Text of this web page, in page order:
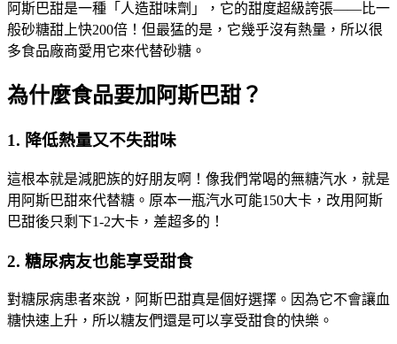
阿斯巴甜是一種「人造甜味劑」，它的甜度超級誇張——比一
般砂糖甜上快200倍！但最猛的是，它幾乎沒有熱量，所以很
多食品廠商愛用它來代替砂糖。
為什麼食品要加阿斯巴甜？
1. 降低熱量又不失甜味
這根本就是減肥族的好朋友啊！像我們常喝的無糖汽水，就是
用阿斯巴甜來代替糖。原本一瓶汽水可能150大卡，改用阿斯
巴甜後只剩下1-2大卡，差超多的！
2. 糖尿病友也能享受甜食
對糖尿病患者來說，阿斯巴甜真是個好選擇。因為它不會讓血
糖快速上升，所以糖友們還是可以享受甜食的快樂。